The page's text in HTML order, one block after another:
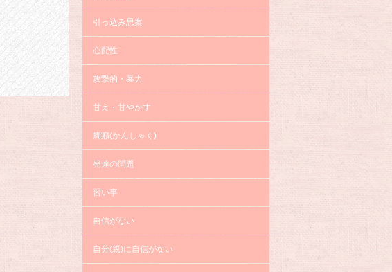
引っ込み思案
心配性
攻撃的・暴力
甘え・甘やかす
癇癪(かんしゃく)
発達の問題
習い事
自信がない
自分(親)に自信がない